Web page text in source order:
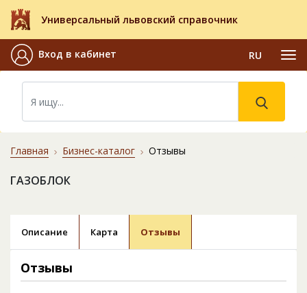
Универсальный львовский справочник
Вход в кабинет RU
Главная Бизнес-каталог Отзывы
ГАЗОБЛОК
Описание Карта Отзывы
Отзывы